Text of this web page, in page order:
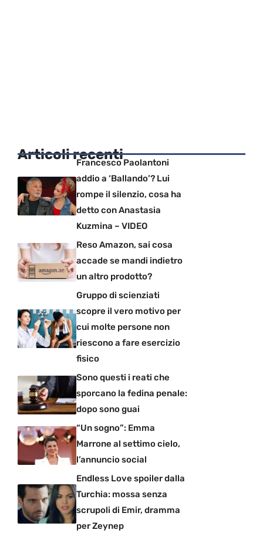
Articoli recentiFrancesco Paolantoni
addio a ‘Ballando’? Lui
rompe il silenzio, cosa ha
detto con Anastasia
Kuzmina – VIDEO
Reso Amazon, sai cosa
accade se mandi indietro
un altro prodotto?
Gruppo di scienziati
scopre il vero motivo per
cui molte persone non
riescono a fare esercizio
fisico
Sono questi i reati che
sporcano la fedina penale:
dopo sono guai
“Un sogno”: Emma
Marrone al settimo cielo,
l’annuncio social
Endless Love spoiler dalla
Turchia: mossa senza
scrupoli di Emir, dramma
per Zeynep